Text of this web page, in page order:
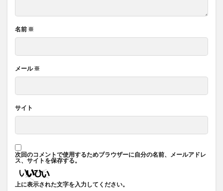
名前 ※
メール※
サイト
次回のコメントで使用するためブラウザーに自分の名前、メールアドレ
ス、サイトを保存する。
上に表示された文字を入力してください。